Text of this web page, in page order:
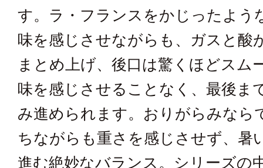
す。ラ・フランスをかじったよう
味を感じさせながらも、ガスと酸
まとめ上げ、後口は驚くほどスム
味を感じさせることなく、最後ま
み進められます。おりがらみなら
ちながらも重さを感じさせず、暑
進む絶妙なバランス。シリーズの